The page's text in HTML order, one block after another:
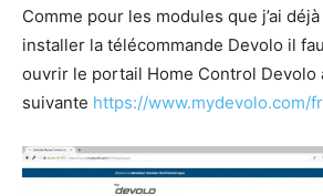
Comme pour les modules que j’ai
installer la télécommande Devolo il
ouvrir le portail Home Control Devolo
suivante https://www.mydevolo.com/fr